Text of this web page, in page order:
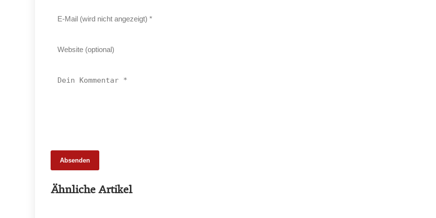
Absenden
Ähnliche Artikel
65 Millionen Euro Umsatz in der